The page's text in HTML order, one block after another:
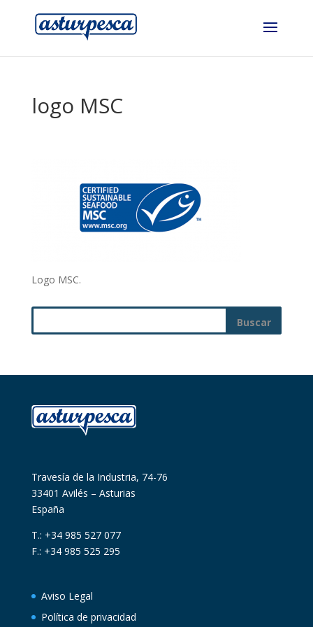
logo MSC
Logo MSC.
Travesía de la Industria, 74-76
33401 Avilés – Asturias
España
T.: +34 985 527 077
F.: +34 985 525 295
Aviso Legal
Política de privacidad